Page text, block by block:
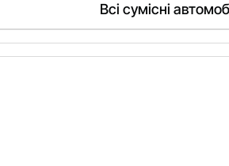
Всі сумісні